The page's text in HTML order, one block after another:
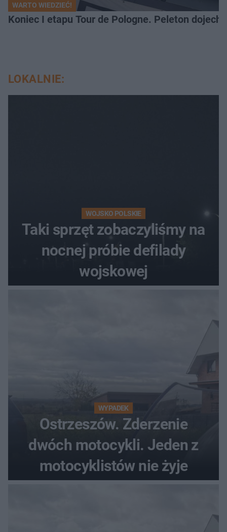
WARTO WIEDZIEĆ!
Koniec I etapu Tour de Pologne. Peleton
LOKALNIE:
WOJSKO POLSKIE
Taki sprzęt zobaczyliśmy na
nocnej próbie defilady
wojskowej
WYPADEK
Ostrzeszów. Zderzenie
dwóch motocykli. Jeden z
motocyklistów nie żyje